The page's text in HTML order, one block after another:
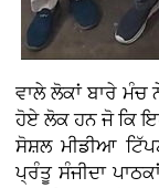
ਵਾਲੇ ਲੋਕਾਂ ਬਾਰੇ
ਹੋਏ ਲੋਕ ਹਨ ਜੋ ਕਿ
ਸੋਸ਼ਲ ਮੀਡੀਆ
ਪ੍ਰੰਤੂ ਸੰਜੀਦਾ